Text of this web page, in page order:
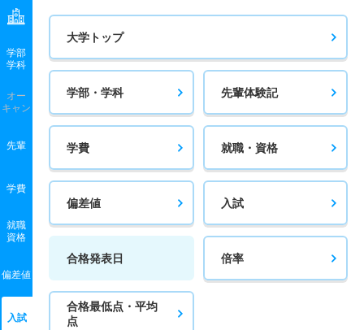
学部
学科
オー
キャン
先輩
学費
就職
資格
偏差値
入試
大学トップ
学部・学科 先輩体験記
学費 就職・資格
偏差値 入試
合格発表日 倍率
合格最低点・平均
点